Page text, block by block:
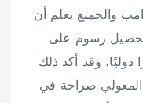
والجميع يعلم أن
رسوم على
دوليًا، وقد أكد ذلك
المعولي صراحة في